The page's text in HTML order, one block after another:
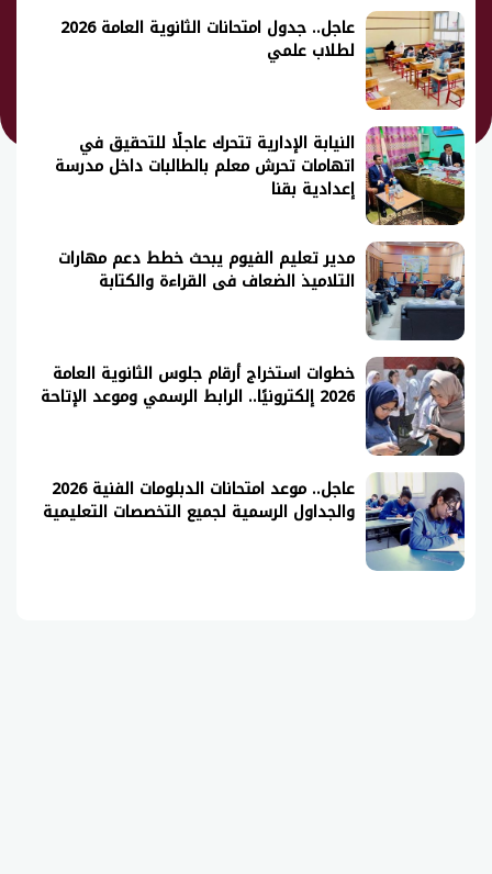
عاجل.. جدول امتحانات الثانوية العامة 2026
لطلاب علمي
النيابة الإدارية تتحرك عاجلًا للتحقيق في
اتهامات تحرش معلم بالطالبات داخل مدرسة
إعدادية بقنا
مدير تعليم الفيوم يبحث خطط دعم مهارات
التلاميذ الضعاف فى القراءة والكتابة
خطوات استخراج أرقام جلوس الثانوية العامة
2026 إلكترونيًا.. الرابط الرسمي وموعد الإتاحة
عاجل.. موعد امتحانات الدبلومات الفنية 2026
والجداول الرسمية لجميع التخصصات التعليمية